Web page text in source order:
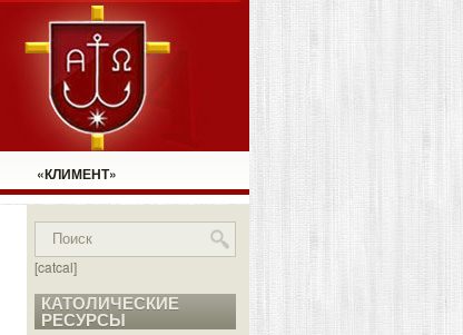
«КЛИМЕНТ»
[catcal]
КАТОЛИЧЕСКИЕ
РЕСУРСЫ